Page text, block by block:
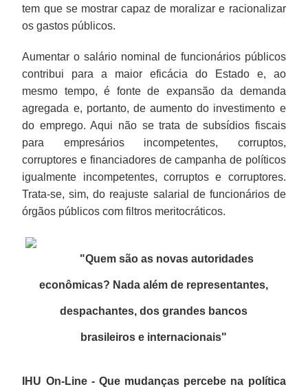
tem que se mostrar capaz de moralizar e racionalizar
os gastos públicos.
Aumentar o salário nominal de funcionários públicos
contribui para a maior eficácia do Estado e, ao
mesmo tempo, é fonte de expansão da demanda
agregada e, portanto, de aumento do investimento e
do emprego. Aqui não se trata de subsídios fiscais
para empresários incompetentes, corruptos,
corruptores e financiadores de campanha de políticos
igualmente incompetentes, corruptos e corruptores.
Trata-se, sim, do reajuste salarial de funcionários de
órgãos públicos com filtros meritocráticos.
"Quem são as novas autoridades
econômicas? Nada além de representantes,
despachantes, dosgrandes bancos
brasileiros e internacionais"
IHU On-Line - Que mudanças percebe na política